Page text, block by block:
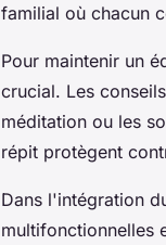
familial où chacun
Pour maintenir un
crucial. Les
méditation ou les
répit protègent
Dans l'intégration
multifonctionnelles